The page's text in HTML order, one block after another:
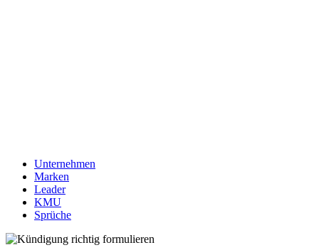
Unternehmen
Marken
Leader
KMU
Sprüche